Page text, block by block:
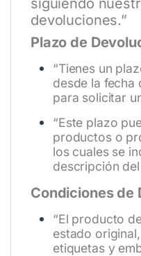
devoluciones.”
Plazo de
“Tienes un
desde la fecha
para solicitar
“Este plazo
productos o
los cuales se
descripción
Condiciones de
“El producto
estado
etiquetas y